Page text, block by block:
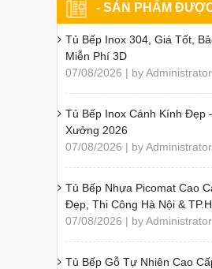
- SẢN PHẨM
Tủ Bếp Inox 304, Giá Tốt,
Miễn Phí 3D
07/08/2026 | by Administrator
Tủ Bếp Inox Cánh Kính Đẹp
Xưởng 2026
07/08/2026 | by Administrator
Tủ Bếp Nhựa Picomat Cao
Đẹp, Thi Công Hà Nội &
07/08/2026 | by Administrator
Tủ Bếp Gỗ Tự Nhiên Cao